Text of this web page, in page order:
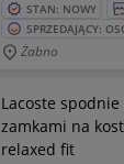
STAN: NOWY
SPRZEDAJĄCY:
Żabno
Lacoste
zamkami na
relaxed fit